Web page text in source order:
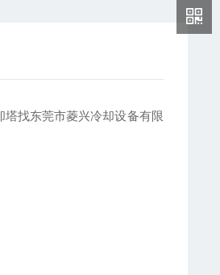
塔找东莞市菱兴冷却设备有限